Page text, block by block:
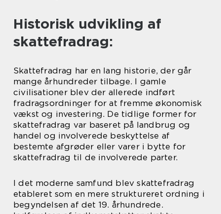
Historisk udvikling af
skattefradrag:
Skattefradrag har en lang historie, der går
mange århundreder tilbage. I gamle
civilisationer blev der allerede indført
fradragsordninger for at fremme økonomisk
vækst og investering. De tidlige former for
skattefradrag var baseret på landbrug og
handel og involverede beskyttelse af
bestemte afgrøder eller varer i bytte for
skattefradrag til de involverede parter.
I det moderne samfund blev skattefradrag
etableret som en mere struktureret ordning i
begyndelsen af det 19. århundrede.